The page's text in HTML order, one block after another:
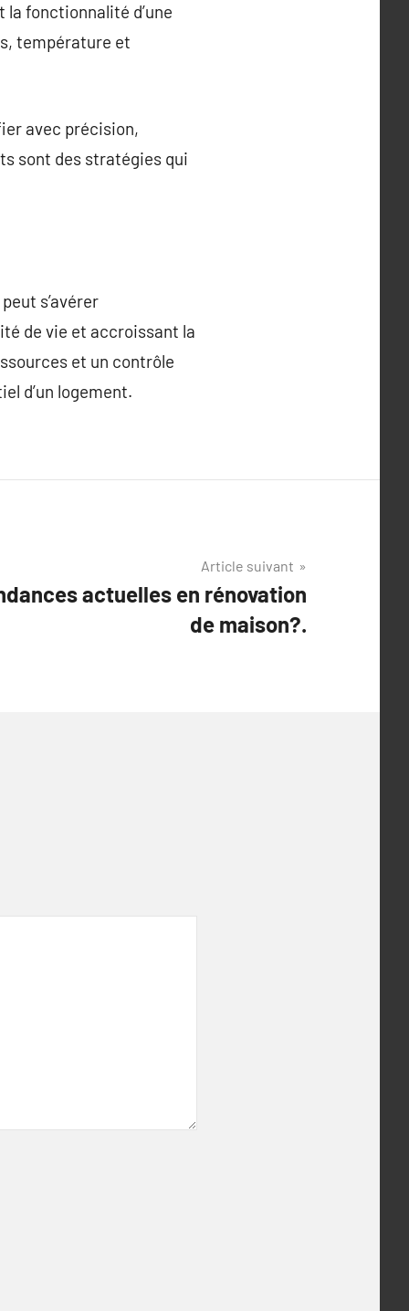
fonctionnalité d’une
température et
avec précision,
sont des stratégies qui
s’avérer
de vie et accroissant la
et un contrôle
d’un logement.
Article suivant
actuelles en rénovation
de maison?.